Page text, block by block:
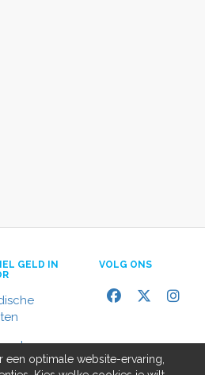
GELD IN
VOLG ONS
optimale website-ervaring,